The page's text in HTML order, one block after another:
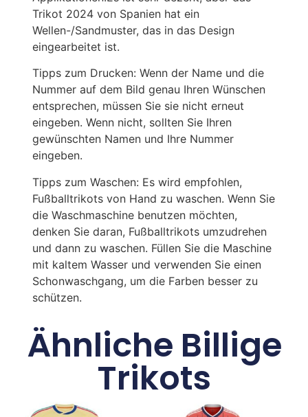
Trikot 2024 von Spanien hat ein
Wellen-/Sandmuster, das in das Design
eingearbeitet ist.
Tipps zum Drucken: Wenn der Name und die
Nummer auf dem Bild genau Ihren Wünschen
entsprechen, müssen Sie sie nicht erneut
eingeben. Wenn nicht, sollten Sie Ihren
gewünschten Namen und Ihre Nummer
eingeben.
Tipps zum Waschen: Es wird empfohlen,
Fußballtrikots von Hand zu waschen. Wenn Sie
die Waschmaschine benutzen möchten,
denken Sie daran, Fußballtrikots umzudrehen
und dann zu waschen. Füllen Sie die Maschine
mit kaltem Wasser und verwenden Sie einen
Schonwaschgang, um die Farben besser zu
schützen.
Ähnliche Billige
Trikots